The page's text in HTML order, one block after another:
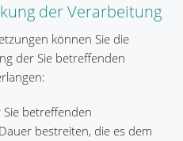
der Verarbeitung
können Sie die
der Sie betreffenden
Sie betreffenden
bestreiten, die es dem